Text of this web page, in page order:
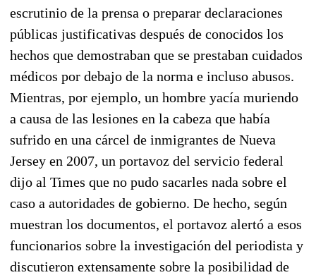
escrutinio de la prensa o preparar declaraciones
públicas justificativas después de conocidos los
hechos que demostraban que se prestaban cuidados
médicos por debajo de la norma e incluso abusos.
Mientras, por ejemplo, un hombre yacía muriendo
a causa de las lesiones en la cabeza que había
sufrido en una cárcel de inmigrantes de Nueva
Jersey en 2007, un portavoz del servicio federal
dijo al Times que no pudo sacarles nada sobre el
caso a autoridades de gobierno. De hecho, según
muestran los documentos, el portavoz alertó a esos
funcionarios sobre la investigación del periodista y
discutieron extensamente sobre la posibilidad de